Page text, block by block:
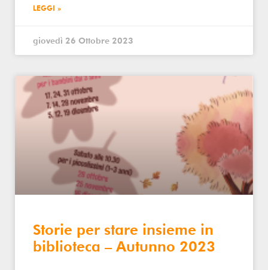
LEGGI »
giovedì 26 Ottobre 2023
Storie per stare insieme in
biblioteca – Autunno 2023